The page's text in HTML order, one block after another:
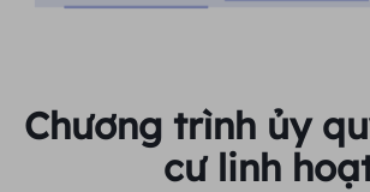
Chương trình ủy
cư linh